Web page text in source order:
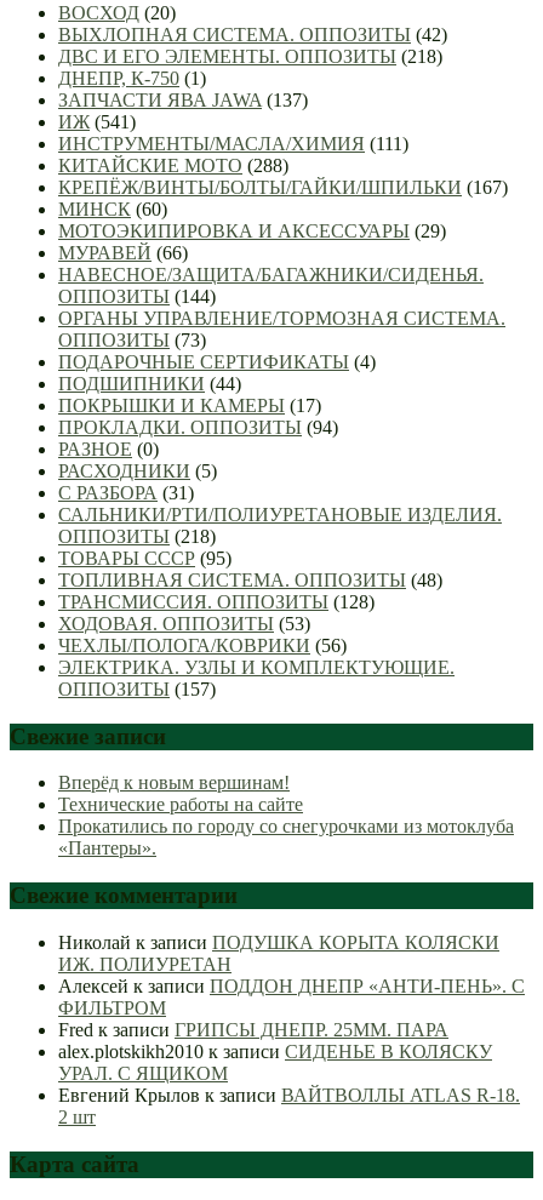
ВОСХОД (20)
ВЫХЛОПНАЯ СИСТЕМА. ОППОЗИТЫ (42)
ДВС И ЕГО ЭЛЕМЕНТЫ. ОППОЗИТЫ (218)
ДНЕПР, К-750 (1)
ЗАПЧАСТИ ЯВА JAWA (137)
ИЖ (541)
ИНСТРУМЕНТЫ/МАСЛА/ХИМИЯ (111)
КИТАЙСКИЕ МОТО (288)
КРЕПЁЖ/ВИНТЫ/БОЛТЫ/ГАЙКИ/ШПИЛЬКИ (167)
МИНСК (60)
МОТОЭКИПИРОВКА И АКСЕССУАРЫ (29)
МУРАВЕЙ (66)
НАВЕСНОЕ/ЗАЩИТА/БАГАЖНИКИ/СИДЕНЬЯ.
ОППОЗИТЫ (144)
ОРГАНЫ УПРАВЛЕНИЕ/ТОРМОЗНАЯ СИСТЕМА.
ОППОЗИТЫ (73)
ПОДАРОЧНЫЕ СЕРТИФИКАТЫ (4)
ПОДШИПНИКИ (44)
ПОКРЫШКИ И КАМЕРЫ (17)
ПРОКЛАДКИ. ОППОЗИТЫ (94)
РАЗНОЕ (0)
РАСХОДНИКИ (5)
С РАЗБОРА (31)
САЛЬНИКИ/РТИ/ПОЛИУРЕТАНОВЫЕ ИЗДЕЛИЯ.
ОППОЗИТЫ (218)
ТОВАРЫ СССР (95)
ТОПЛИВНАЯ СИСТЕМА. ОППОЗИТЫ (48)
ТРАНСМИССИЯ. ОППОЗИТЫ (128)
ХОДОВАЯ. ОППОЗИТЫ (53)
ЧЕХЛЫ/ПОЛОГА/КОВРИКИ (56)
ЭЛЕКТРИКА. УЗЛЫ И КОМПЛЕКТУЮЩИЕ.
ОППОЗИТЫ (157)
Свежие записи
Вперёд к новым вершинам!
Технические работы на сайте
Прокатились по городу со снегурочками из мотоклуба
«Пантеры».
Свежие комментарии
Николай к записи ПОДУШКА КОРЫТА КОЛЯСКИ
ИЖ. ПОЛИУРЕТАН
Алексей к записи ПОДДОН ДНЕПР «АНТИ-ПЕНЬ». С
ФИЛЬТРОМ
Fred к записи ГРИПСЫ ДНЕПР. 25ММ. ПАРА
alex.plotskikh2010 к записи СИДЕНЬЕ В КОЛЯСКУ
УРАЛ. С ЯЩИКОМ
Евгений Крылов к записи ВАЙТВОЛЛЫ ATLAS R-18.
2 шт
Карта сайта